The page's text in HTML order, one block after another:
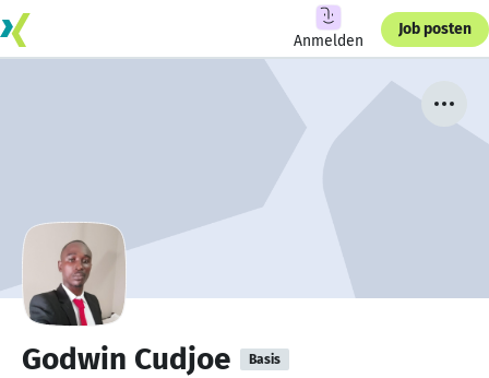
Anmelden
Job posten
Godwin Cudjoe Basis